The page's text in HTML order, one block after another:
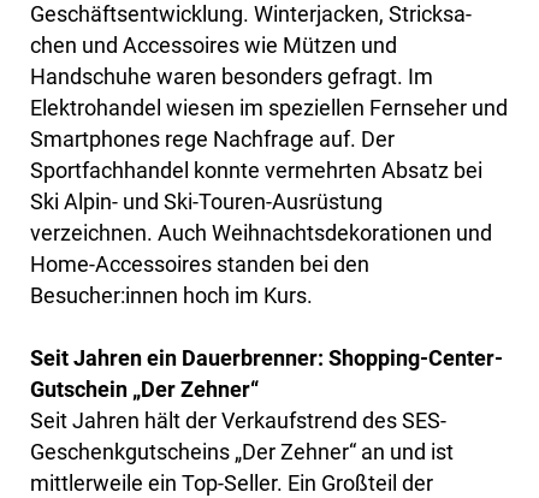
Geschäftsentwicklung. Winterjacken, Stricksa-
chen und Accessoires wie Mützen und
Handschuhe waren besonders gefragt. Im
Elektrohandel wiesen im speziellen Fernseher und
Smartphones rege Nachfrage auf. Der
Sportfachhandel konnte vermehrten Absatz bei
Ski Alpin- und Ski-Touren-Ausrüstung
verzeichnen. Auch Weihnachtsdekorationen und
Home-Accessoires standen bei den
Besucher:innen hoch im Kurs.
Seit Jahren ein Dauerbrenner: Shopping-Center-
Gutschein „Der Zehner“
Seit Jahren hält der Verkaufstrend des SES-
Geschenkgutscheins „Der Zehner“ an und ist
mittlerweile ein Top-Seller. Ein Großteil der